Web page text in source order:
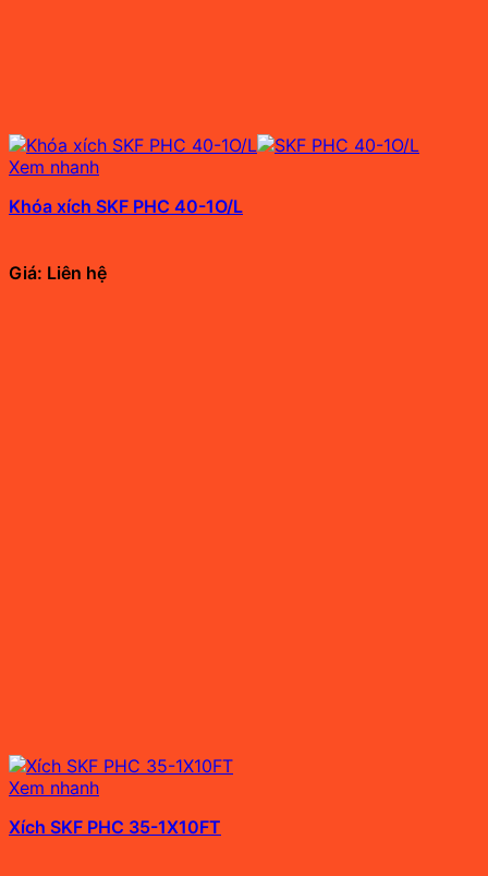
Xem nhanh
Khóa xích SKF PHC 40-1O/L
Giá: Liên hệ
Xem nhanh
Xích SKF PHC 35-1X10FT